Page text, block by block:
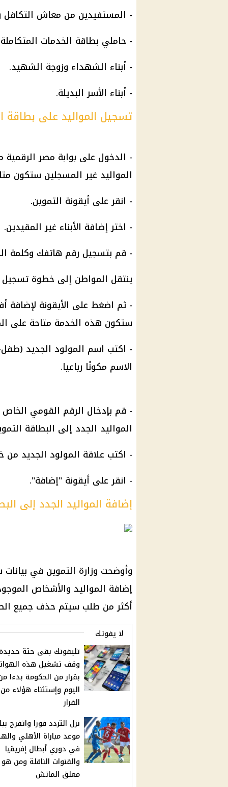
- المستفيدين من معاش التكافل
- حاملي بطاقة الخدمات
- أبناء الشهداء وزوجة الشهيد.
- أبناء الأسر البديلة.
تسجيل المواليد على بطاقة
- الدخول على بوابة مصر
المواليد غير المسجلين ستكون
- انقر على أيقونة التموين.
- اختر إضافة الأبناء غير المقيدين.
- قم بتسجيل رقم هاتفك وكلمة
ينتقل المواطن إلى خطوة تسجيل
- ثم اضغط على الأيقونة لإضافة
ستكون هذه الخدمة متاحة على
- اكتب اسم المولود الجديد
الاسم مكونًا رباعيا.
- قم بإدخال الرقم القومي
المواليد الجدد إلى البطاقة
- اكتب علاقة المولود الجديد من
- انقر على أيقونة "إضافة".
إضافة المواليد الجدد إلى
وأوضحت وزارة التموين في
إضافة المواليد والأشخاص
أكثر من طلب سيتم حذف جميع
لا يفوتك
تليفونك بقى حتة
وقف تشغيل هذه
بقرار من الحكومة بدءا
اليوم وإستثناء هؤلاء من
القرار
نزل التردد فورا واتفرج
موعد مباراة الأهلي
في دوري أبطال إفريقيا
والقنوات الناقلة ومن هو
معلق الماتش